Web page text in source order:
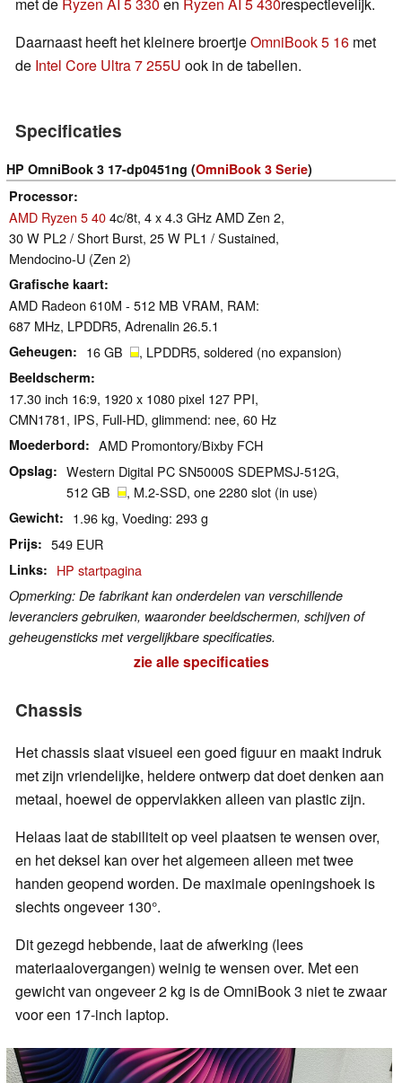
met de Ryzen AI 5 330 en Ryzen AI 5 430respectievelijk.
Daarnaast heeft het kleinere broertjeOmniBook 5 16 met
de Intel Core Ultra 7 255U ook in de tabellen.
Specificaties
HP OmniBook 3 17-dp0451ng (OmniBook 3 Serie)
Processor
AMD Ryzen 5 404c/8t, 4 x 4.3 GHz AMD Zen 2,
30 W PL2 / Short Burst, 25 W PL1 / Sustained,
Mendocino-U (Zen 2)
Grafische kaart
AMD Radeon 610M - 512 MB VRAM, RAM:
687 MHz, LPDDR5, Adrenalin 26.5.1
Geheugen 16 GB , LPDDR5, soldered (no expansion)
Beeldscherm
17.30 inch 16:9, 1920 x 1080 pixel 127 PPI,
CMN1781, IPS, Full-HD, glimmend: nee, 60 Hz
Moederbord AMD Promontory/Bixby FCH
Opslag
Western Digital PC SN5000S SDEPMSJ-512G,
512 GB
, M.2-SSD, one 2280 slot (in use)
Gewicht 1.96 kg, Voeding: 293 g
Prijs 549 EUR
Links HP startpagina
Opmerking: De fabrikant kan onderdelen van verschillende
leveranciers gebruiken, waaronder beeldschermen, schijven of
geheugensticks met vergelijkbare specificaties.
zie alle specificaties
Chassis
Het chassis slaat visueel een goed figuur en maakt indruk
met zijn vriendelijke, heldere ontwerp dat doet denken aan
metaal, hoewel de oppervlakken alleen van plastic zijn.
Helaas laat de stabiliteit op veel plaatsen te wensen over,
en het deksel kan over het algemeen alleen met twee
handen geopend worden. De maximale openingshoek is
slechts ongeveer 130°.
Dit gezegd hebbende, laat de afwerking (lees
materiaalovergangen) weinig te wensen over. Met een
gewicht van ongeveer 2 kg is de OmniBook 3 niet te zwaar
voor een 17-inch laptop.